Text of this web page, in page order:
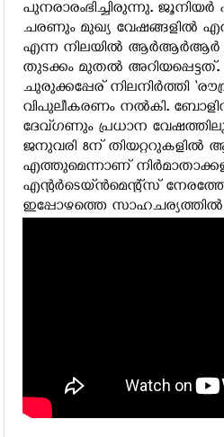
പുനരാരംഭിച്ചിരുന്നു.
ചരണും മുഖ്യ വേഷങ്ങളില്‍
എന്ന നിലയില്‍ ആര്‍ആര്‍ആര്‍
തുടക്കം മുതല്‍ അറിയപ്പെട്ടത്.
ചുരുക്കപ്പേര് നിലനിര്‍ത്തി
വിപുലീകരണം നല്‍കി.
ദേവ്ഗണും പ്രധാന
ജനുവരി 8ന്
എത്തുമെന്നാണ്
എന്റര്‍ടെയ്ന്‍മെന്റ്‌സ് നേരത്തേ
ഇപ്പോഴത്തെ സാഹചര്യത്തില്‍